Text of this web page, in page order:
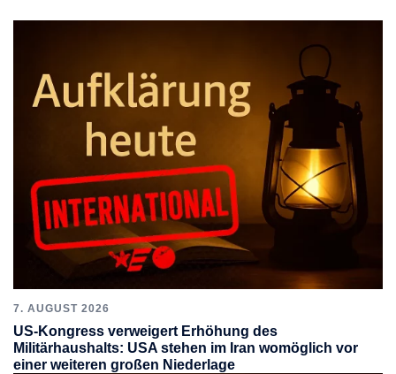
7. AUGUST 2026
US-Kongress verweigert Erhöhung des
Militärhaushalts: USA stehen im Iran womöglich vor
einer weiteren großen Niederlage